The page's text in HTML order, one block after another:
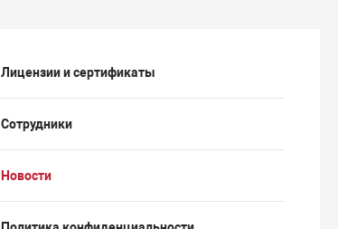
Лицензии и сертификаты
Сотрудники
Новости